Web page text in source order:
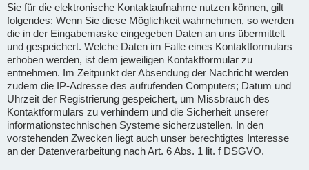
Sie für die elektronische Kontaktaufnahme nutzen können, gilt
folgendes: Wenn Sie diese Möglichkeit wahrnehmen, so werden
die in der Eingabemaske eingegeben Daten an uns übermittelt
und gespeichert. Welche Daten im Falle eines Kontaktformulars
erhoben werden, ist dem jeweiligen Kontaktformular zu
entnehmen. Im Zeitpunkt der Absendung der Nachricht werden
zudem die IP-Adresse des aufrufenden Computers; Datum und
Uhrzeit der Registrierung gespeichert, um Missbrauch des
Kontaktformulars zu verhindern und die Sicherheit unserer
informationstechnischen Systeme sicherzustellen. In den
vorstehenden Zwecken liegt auch unser berechtigtes Interesse
an der Datenverarbeitung nach Art. 6 Abs. 1 lit. f DSGVO.